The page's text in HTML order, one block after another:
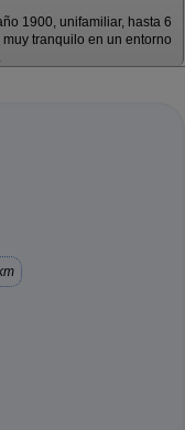
1900, unifamiliar, hasta 6
tranquilo en un entorno